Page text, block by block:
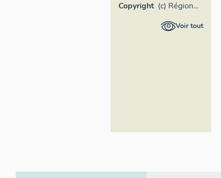
Copyright (c) Région
Provence-Voir tout